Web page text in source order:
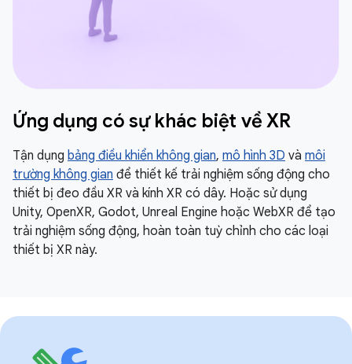
Ứng dụng có sự khác biệt về XR
Tận dụng bảng điều khiển không gian, mô hình 3D và môi
trường không gian để thiết kế trải nghiệm sống động cho
thiết bị đeo đầu XR và kính XR có dây. Hoặc sử dụng
Unity, OpenXR, Godot, Unreal Engine hoặc WebXR để tạo
trải nghiệm sống động, hoàn toàn tuỳ chỉnh cho các loại
thiết bị XR này.